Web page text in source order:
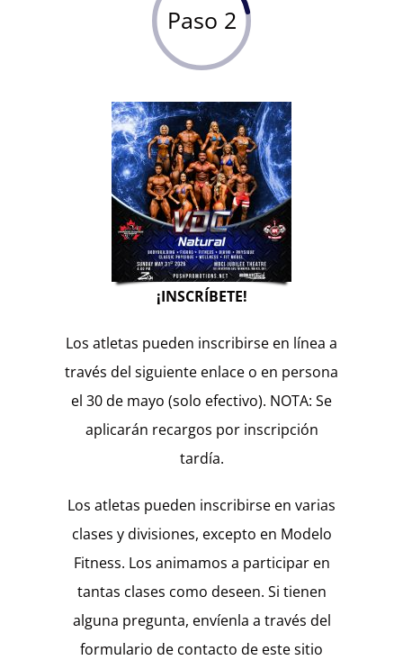
Paso 2
¡INSCRÍBETE!
Los atletas pueden inscribirse en línea a
través del siguiente enlace o en persona
el 30 de mayo (solo efectivo). NOTA: Se
aplicarán recargos por inscripción
tardía.
Los atletas pueden inscribirse en varias
clases y divisiones, excepto en Modelo
Fitness. Los animamos a participar en
tantas clases como deseen. Si tienen
alguna pregunta, envíenla a través del
formulario de contacto de este sitio